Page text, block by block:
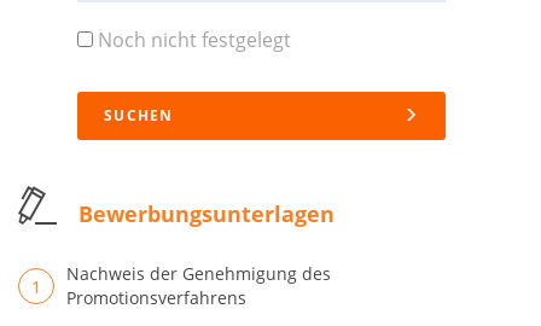
Noch nicht festgelegt
SUCHEN
Bewerbungsunterlagen
Nachweis der Genehmigung des
Promotionsverfahrens